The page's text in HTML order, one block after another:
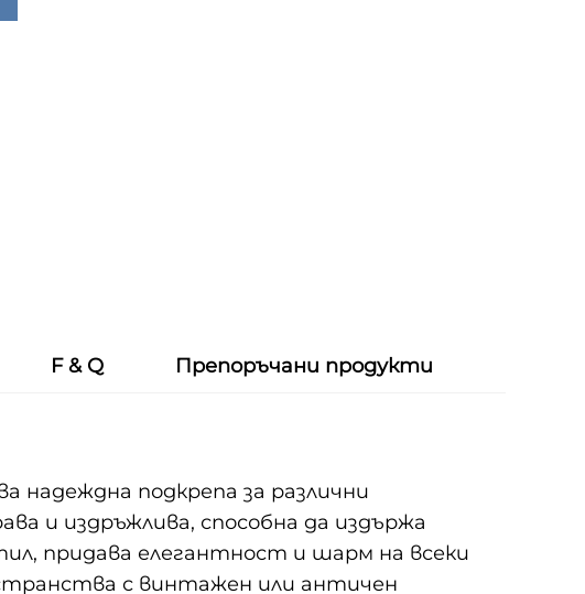
F & Q Препоръчани продукти
надеждна подкрепа за различни
и издръжлива, способна да издържа
придава елегантност и шарм на всеки
с винтажен или античен